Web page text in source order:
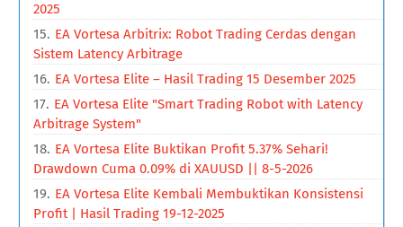
2025
EA Vortesa Arbitrix: Robot Trading Cerdas dengan
Sistem Latency Arbitrage
EA Vortesa Elite – Hasil Trading 15 Desember 2025
EA Vortesa Elite "Smart Trading Robot with Latency
Arbitrage System"
EA Vortesa Elite Buktikan Profit 5.37% Sehari!
Drawdown Cuma 0.09% di XAUUSD || 8-5-2026
EA Vortesa Elite Kembali Membuktikan Konsistensi
Profit | Hasil Trading 19-12-2025